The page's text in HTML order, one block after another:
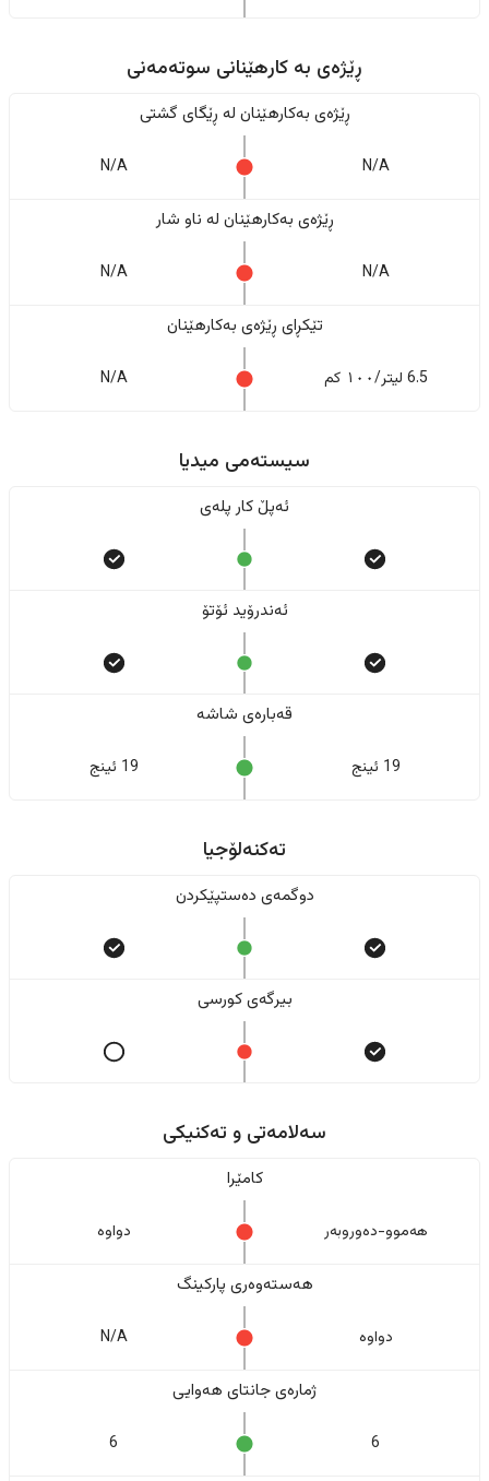
ڕێژەى به کارهێنانی سوتەمەنی
ڕێژەى بەکارهێنان له ڕێگای گشتی
N/A
N/A
ڕێژەى بەکارهێنان له ناو شار
N/A
N/A
تێکڕای ڕێژەى بەکارهێنان
6.5 لیتر/١٠٠ کم N/A
سیستەمی میدیا
ئەپڵ کار پلەی
ئەندرۆید ئۆتۆ
قەبارەی شاشە
19 ئینج 19 ئینج
تەکنەلۆجیا
دوگمەی دەستپێکردن
بیرگەی کورسی
سەلامەتی و تەکنیکی
کامێرا
هەموو-دەوروبەر دواوە
هەستەوەری پارکینگ
دواوە N/A
ژمارەی جانتای هەوایی
6
6